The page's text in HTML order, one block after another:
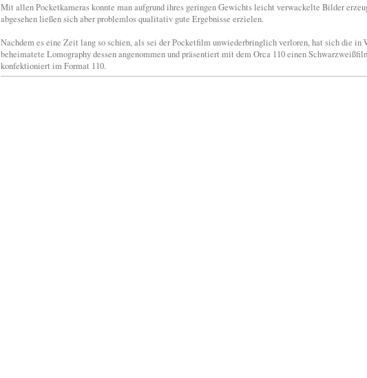
Mit allen Pocketkameras konnte man aufgrund ihres geringen Gewichts leicht verwackelte Bilder
abgesehen ließen sich aber problemlos qualitativ gute Ergebnisse erzielen.
Nachdem es eine Zeit lang so schien, als sei der Pocketfilm unwiederbringlich verloren, hat sich die in
beheimatete Lomography dessen angenommen und präsentiert mit dem Orca 110 einen
konfektioniert im Format 110.